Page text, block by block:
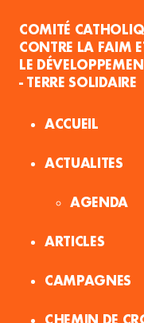
COMITÉ
CONTRE LA FAIM
LE
- TERRE SOLIDAIRE
ACCUEIL
ACTUALITES
AGENDA
ARTICLES
CAMPAGNES
CHEMIN DE